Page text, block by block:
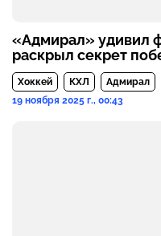
«Адмирал» удивил
раскрыл секрет
Хоккей КХЛ Адмирал
19 ноября 2025 г., 00:43